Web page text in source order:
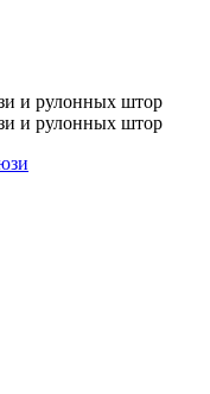
и рулонных штор
и рулонных штор